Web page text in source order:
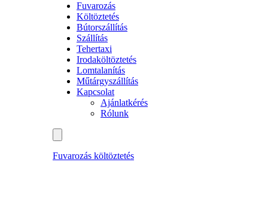
Fuvarozás
Költöztetés
Bútorszállítás
Szállítás
Tehertaxi
Irodaköltöztetés
Lomtalanítás
Műtárgyszállítás
Kapcsolat
Ajánlatkérés
Rólunk
Fuvarozás költöztetés